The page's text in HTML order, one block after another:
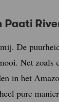
De
Net zoals
in het
pure